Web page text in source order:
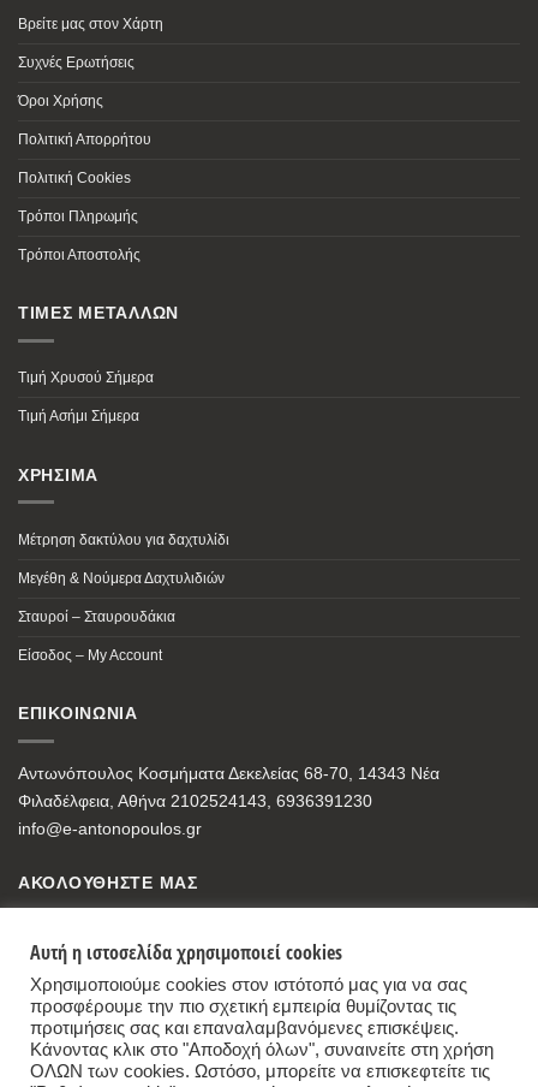
Βρείτε μας στον Χάρτη
Συχνές Ερωτήσεις
Όροι Χρήσης
Πολιτική Απορρήτου
Πολιτική Cookies
Τρόποι Πληρωμής
Τρόποι Αποστολής
ΤΙΜΕΣ ΜΕΤΑΛΛΩΝ
Τιμή Χρυσού Σήμερα
Τιμή Ασήμι Σήμερα
ΧΡΗΣΙΜΑ
Μέτρηση δακτύλου για δαχτυλίδι
Μεγέθη & Νούμερα Δαχτυλιδιών
Σταυροί – Σταυρουδάκια
Είσοδος – My Account
ΕΠΙΚΟΙΝΩΝΙΑ
Αντωνόπουλος Κοσμήματα Δεκελείας 68-70, 14343 Νέα
Φιλαδέλφεια, Αθήνα 2102524143, 6936391230
info@e-antonopoulos.gr
ΑΚΟΛΟΥΘΗΣΤΕ ΜΑΣ
Αυτή η ιστοσελίδα χρησιμοποιεί cookies
Χρησιμοποιούμε cookies στον ιστότοπό μας για να σας
προσφέρουμε την πιο σχετική εμπειρία θυμίζοντας τις
προτιμήσεις σας και επαναλαμβανόμενες επισκέψεις.
Κάνοντας κλικ στο "Αποδοχή όλων", συναινείτε στη χρήση
ΟΛΩΝ των cookies. Ωστόσο, μπορείτε να επισκεφτείτε τις